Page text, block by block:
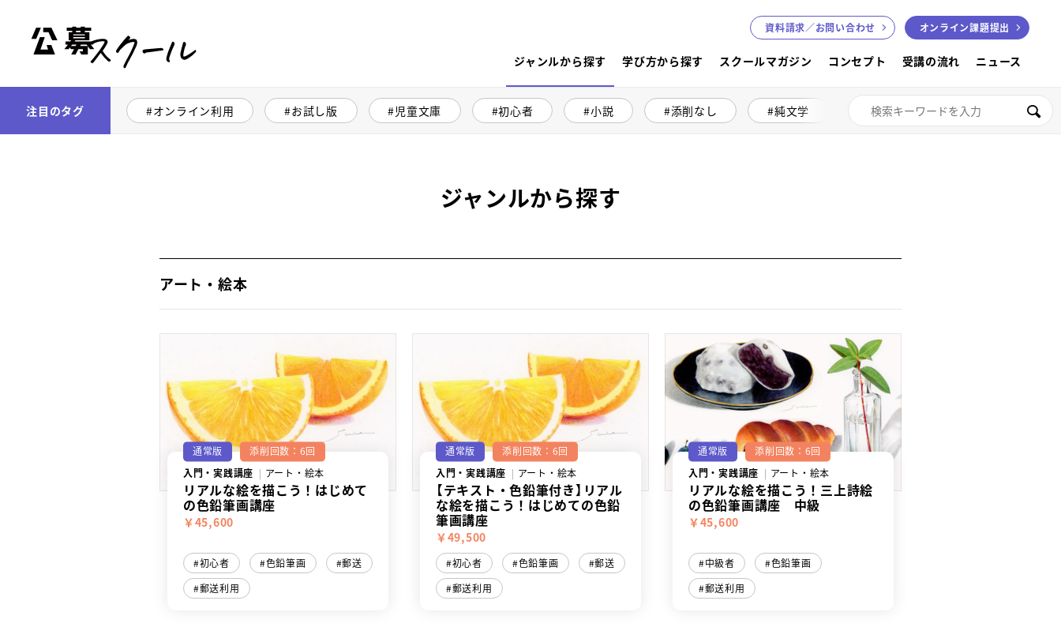
公募スクール
ジャンルから探す 学び方から探す スクールマガジン コンセプト 受講の流れ ニュース
資料請求／お問い合わせ オンライン課題提出
注目のタグ オンライン利用 お試し版 児童文庫 初心者 小説 添削なし 純文学 絵本講座 色鉛筆画
ジャンルから探す
アート・絵本
通常版
添削回数：6回
入門・実践講座
アート・絵本
リアルな絵を描こう！はじめて
の色鉛筆画講座
￥45,600
初心者 色鉛筆画
郵送
郵送利用
通常版
添削回数：6回
入門・実践講座
アート・絵本
【テキスト・色鉛筆付き】リアル
な絵を描こう！はじめての色鉛
筆画講座
￥49,500
初心者 色鉛筆画
郵送
郵送利用
通常版
添削回数：6回
入門・実践講座
アート・絵本
リアルな絵を描こう！三上詩絵
の色鉛筆画講座 中級
￥45,600
中級者
色鉛筆画
郵送利用